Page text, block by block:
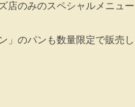
店のみのスペシャルメニュー
」のパンも数量限定で販売し